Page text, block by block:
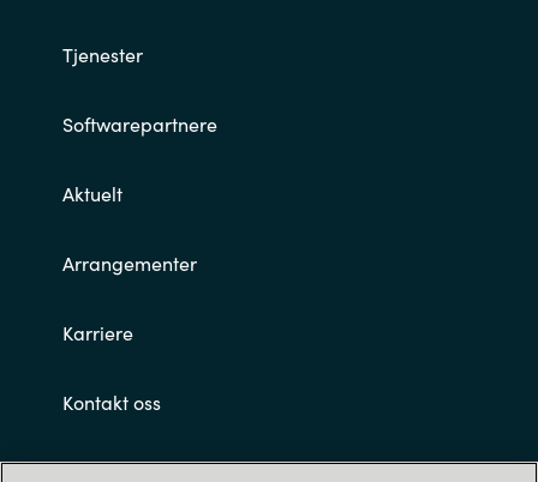
Tjenester
Softwarepartnere
Aktuelt
Arrangementer
Karriere
Kontakt oss
Customer terms and conditions